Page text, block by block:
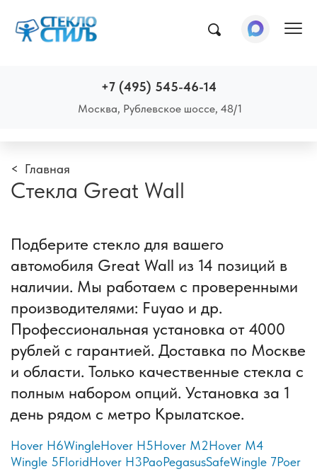
+7 (495) 545-46-14
Москва, Рублевское шоссе, 48/1
Главная
Стекла Great Wall
Подберите стекло для вашего
автомобиля Great Wall из 14 позиций в
наличии. Мы работаем с проверенными
производителями: Fuyao и др.
Профессиональная установка от 4000
рублей с гарантией. Доставка по Москве
и области. Только качественные стекла с
полным набором опций. Установка за 1
день рядом с метро Крылатское.
Hover H6WingleHover H5Hover M2Hover M4
Wingle 5FloridHover H3PaoPegasusSafeWingle 7Poer